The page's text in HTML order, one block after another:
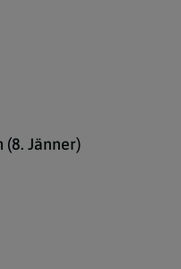
Jänner)